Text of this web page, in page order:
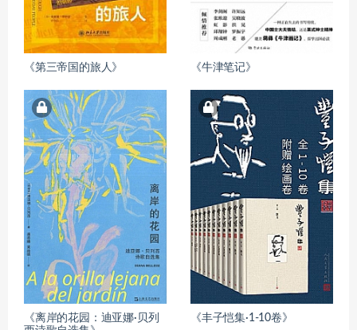
《第三帝国的旅人》 《牛津笔记》
《离岸的花园：迪亚娜·贝列
《丰子恺集·1-10卷》